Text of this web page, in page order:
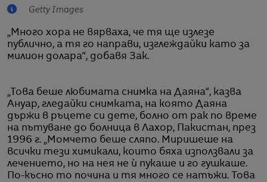
Getty Images
„Много хора не вярваха, че тя ще излезе
публично, а тя го направи, изглеждайки като за
милион долара“, добавя Зак.
„Това беше любимата снимка на Даяна“, казва
Ануар, гледайки снимката, на която Даяна
държи в ръцете си дете, болно от рак по време
на пътуване до болница в Лахор, Пакистан, през
1996 г. „Момчето беше сляпо. Миришеше на
всички тези химикали, които бяха използвали за
лечението, но на нея не ѝ пукаше и го гушкаше.
По-късно то почина и тя много се натъжи. Това